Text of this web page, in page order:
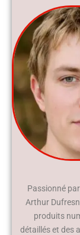
Passionné
Arthur
produits
détaillés et des